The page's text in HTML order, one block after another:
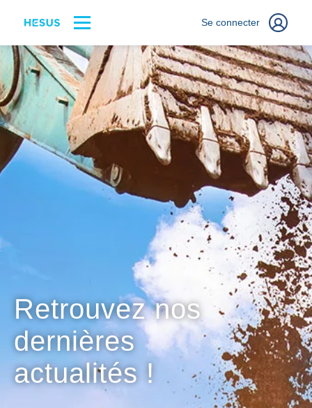
Se connecter
Retrouvez nos
dernières
actualités !